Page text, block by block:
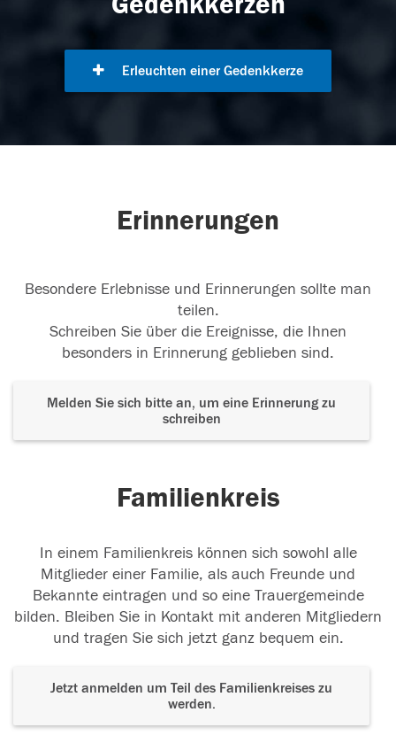
Erleuchten einer Gedenkkerze
Erinnerungen
Besondere Erlebnisse und Erinnerungen sollte man
teilen.
Schreiben Sie über die Ereignisse, die Ihnen
besonders in Erinnerung geblieben sind.
Melden Sie sich bitte an, um eine Erinnerung zu
schreiben
Familienkreis
In einem Familienkreis können sich sowohl alle
Mitglieder einer Familie, als auch Freunde und
Bekannte eintragen und so eine Trauergemeinde
bilden. Bleiben Sie in Kontakt mit anderen Mitgliedern
und tragen Sie sich jetzt ganz bequem ein.
Jetzt anmelden um Teil des Familienkreises zu
werden.